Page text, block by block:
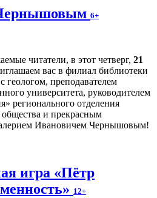
6+
читатели, в этот четверг, 21
вас в филиал библиотеки
геологом, преподавателем
университета, руководителем
регионального отделения
общества и прекрасным
Ивановичем Чернышовым!
игра «Пётр
12+